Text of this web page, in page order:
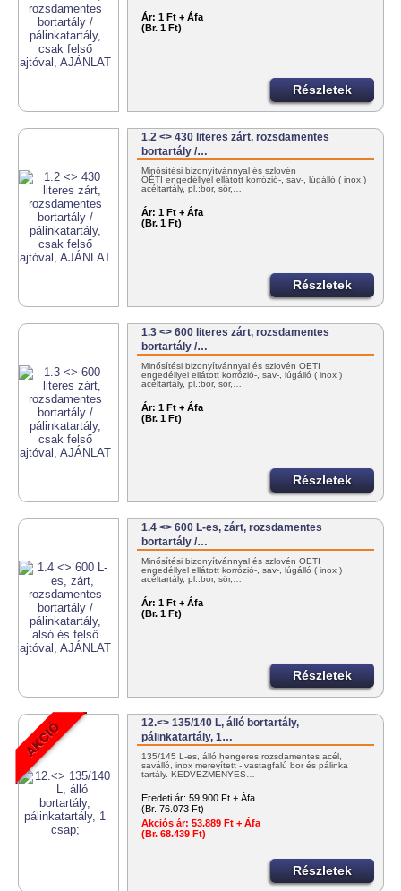
Ár: 1 Ft + Áfa
(Br. 1 Ft)
Részletek
1.2 <> 430 literes zárt, rozsdamentes
bortartály /…
Minősítési bizonyítvánnyal és szlovén
OÉTI engedéllyel ellátott korrózió-, sav-, lúgálló ( inox )
acéltartály, pl.:bor, sör,…
Ár: 1 Ft + Áfa
(Br. 1 Ft)
Részletek
1.3 <> 600 literes zárt, rozsdamentes
bortartály /…
Minősítési bizonyítvánnyal és szlovén OÉTI
engedéllyel ellátott korrózió-, sav-, lúgálló ( inox )
acéltartály, pl.:bor, sör,…
Ár: 1 Ft + Áfa
(Br. 1 Ft)
Részletek
1.4 <> 600 L-es, zárt, rozsdamentes
bortartály /…
Minősítési bizonyítvánnyal és szlovén OÉTI
engedéllyel ellátott korrózió-, sav-, lúgálló ( inox )
acéltartály, pl.:bor, sör,…
Ár: 1 Ft + Áfa
(Br. 1 Ft)
Részletek
12.<> 135/140 L, álló bortartály,
pálinkatartály, 1…
135/145 L-es, álló hengeres rozsdamentes acél,
saválló, inox merevített - vastagfalú bor és pálinka
tartály. KEDVEZMÉNYES…
Eredeti ár: 59.900 Ft + Áfa
(Br. 76.073 Ft)
Akciós ár: 53.889 Ft + Áfa
(Br. 68.439 Ft)
Részletek